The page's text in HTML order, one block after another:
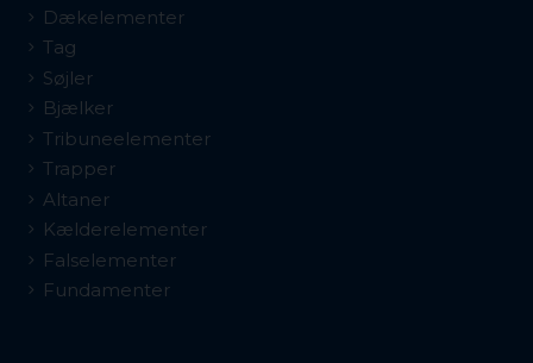
Dækelementer
Tag
Søjler
Bjælker
Tribuneelementer
Trapper
Altaner
Kælderelementer
Falselementer
Fundamenter